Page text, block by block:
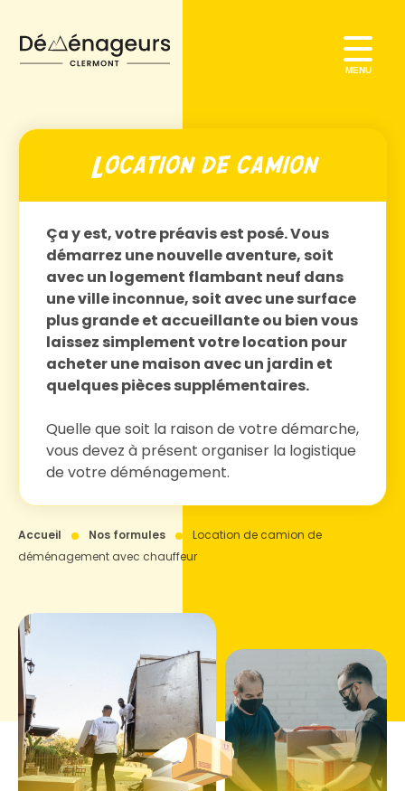
BON À SAVOIR
BLOG
Location de camion
Ça y est, votre préavis est posé. Vous
démarrez une nouvelle aventure, soit
avec un logement flambant neuf dans
une ville inconnue, soit avec une surface
plus grande et accueillante ou bien vous
laissez simplement votre location pour
acheter une maison avec un jardin et
quelques pièces supplémentaires.
Quelle que soit la raison de votre démarche,
vous devez à présent organiser la logistique
de votre déménagement.
Accueil Nos formules
Location de camion de
déménagement avec chauffeur